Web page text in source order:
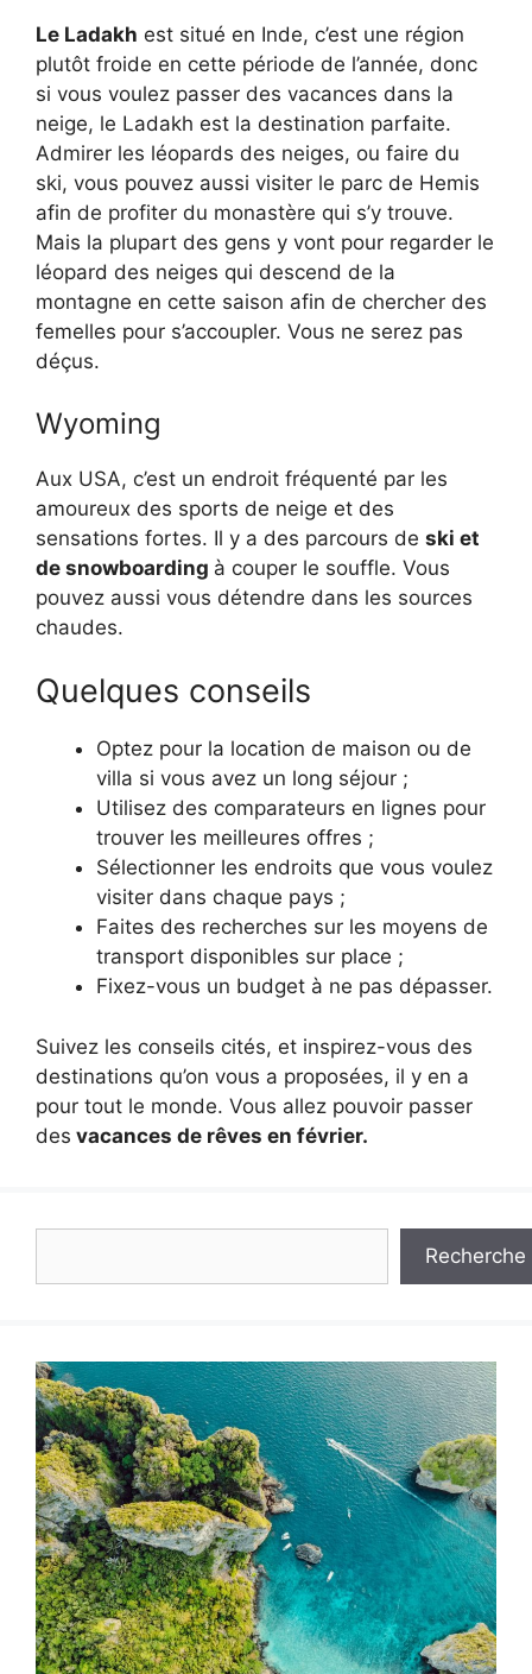
Le Ladakh est situé en Inde, c’est une région
plutôt froide en cette période de l’année, donc
si vous voulez passer des vacances dans la
neige, le Ladakh est la destination parfaite.
Admirer les léopards des neiges, ou faire du
ski, vous pouvez aussi visiter le parc de Hemis
afin de profiter du monastère qui s’y trouve.
Mais la plupart des gens y vont pour regarder le
léopard des neiges qui descend de la
montagne en cette saison afin de chercher des
femelles pour s’accoupler. Vous ne serez pas
déçus.
Wyoming
Aux USA, c’est un endroit fréquenté par les
amoureux des sports de neige et des
sensations fortes. Il y a des parcours de ski et
de snowboarding à couper le souffle. Vous
pouvez aussi vous détendre dans les sources
chaudes.
Quelques conseils
Optez pour la location de maison ou de
villa si vous avez un long séjour ;
Utilisez des comparateurs en lignes pour
trouver les meilleures offres ;
Sélectionner les endroits que vous voulez
visiter dans chaque pays ;
Faites des recherches sur les moyens de
transport disponibles sur place ;
Fixez-vous un budget à ne pas dépasser.
Suivez les conseils cités, et inspirez-vous des
destinations qu’on vous a proposées, il y en a
pour tout le monde. Vous allez pouvoir passer
des vacances de rêves en février.
Recherche